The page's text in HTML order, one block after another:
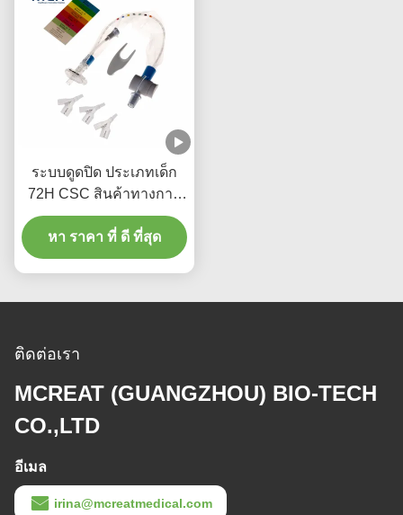
ระบบดูดปิด ประเภทเด็ก
72H CSC สินค้าทางการ
แพทย์ใช้ครั้งเดียว
หา ราคา ที่ ดี ที่สุด
ติดต่อเรา
MCREAT (GUANGZHOU) BIO-TECH
CO.,LTD
อีเมล
irina@mcreatmedical.com